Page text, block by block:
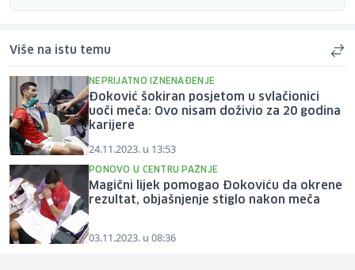
Više na istu temu
NEPRIJATNO IZNENAĐENJE
Đoković šokiran posjetom u svlačionici
uoči meča: Ovo nisam doživio za 20 godina
karijere
24.11.2023. u 13:53
PONOVO U CENTRU PAŽNJE
Magični lijek pomogao Đokoviću da okrene
rezultat, objašnjenje stiglo nakon meča
03.11.2023. u 08:36